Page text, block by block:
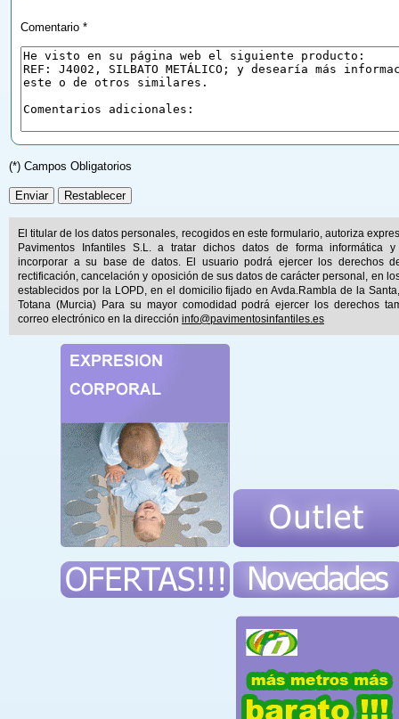
Comentario *
(*) Campos Obligatorios
El titular de los datos personales, recogidos en este formulario, autoriza
Pavimentos Infantiles S.L. a tratar dichos datos de forma informática y
incorporar a su base de datos. El usuario podrá ejercer los derechos
rectificación, cancelación y oposición de sus datos de carácter personal, en
establecidos por la LOPD, en el domicilio fijado en Avda.Rambla de la
Totana (Murcia) Para su mayor comodidad podrá ejercer los derechos
correo electrónico en la dirección info@pavimentosinfantiles.es